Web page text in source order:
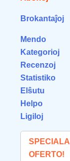
Brokantaĵoj
Mendo
Kategorioj
Recenzoj
Statistiko
Elŝutu
Helpo
Ligiloj
SPECIALA
OFERTO!